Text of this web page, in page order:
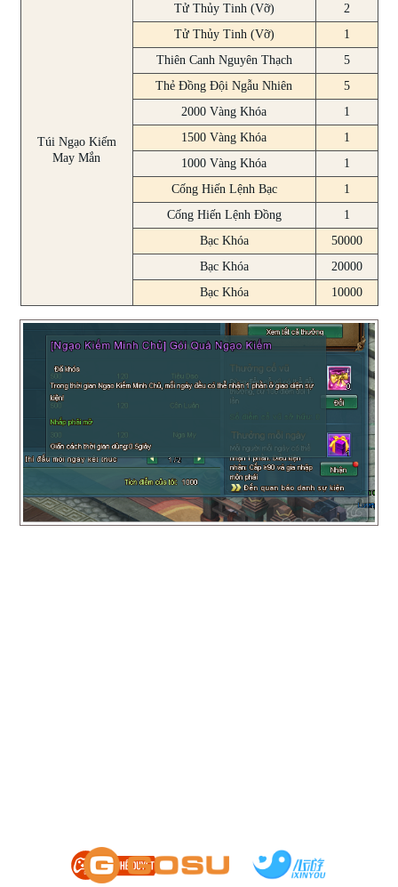
Túi Ngạo Kiếm
May Mắn
Tử Thủy Tinh (Vỡ)
2
Tử Thủy Tinh (Vỡ)
1
Thiên Canh Nguyên Thạch
5
Thẻ Đồng Đội Ngẫu Nhiên
5
2000 Vàng Khóa
1
1500 Vàng Khóa
1
1000 Vàng Khóa
1
Cống Hiến Lệnh Bạc
1
Cống Hiến Lệnh Đồng
1
Bạc Khóa
50000
Bạc Khóa
20000
Bạc Khóa
10000